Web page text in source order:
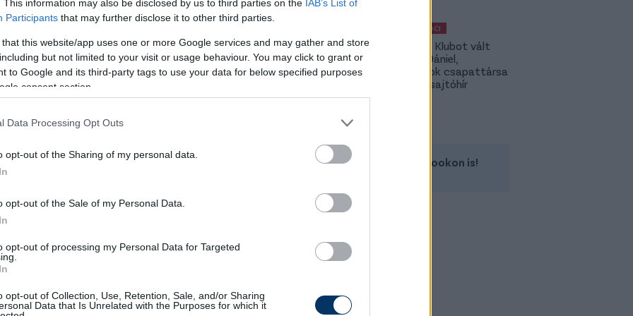
This information may also be disclosed by us to third parties on the IAB’s List of
Participants that may further disclose it to other third parties.
that this website/app uses one or more Google services and may gather and store
but not limited to your visit or usage behaviour. You may click to grant or
to Google and its third-party tags to use your data for below specified purposes
consent section.
Data Processing Opt Outs
opt-out of the Sharing of my personal data.
opt-out of the Sale of my Personal Data.
opt-out of processing my Personal Data for Targeted
opt-out of Collection, Use, Retention, Sale, and/or Sharing
Data that Is Unrelated with the Purposes for which it
keddi összejövetelen a ferencvárosiak közül.
MAGYAR FOCI
Légiósok: Klubot vált
Gazdag Dániel,
világbajnok csapattársa
is lehet - sajtóhír
Kövess minket a Facebookon is!